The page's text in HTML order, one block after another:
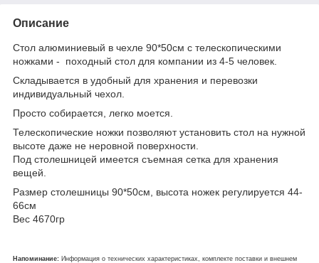
Описание
Стол алюминиевый в чехле 90*50см с телескопическими
ножками - походный стол для компании из 4-5 человек.
Складывается в удобный для хранения и перевозки
индивидуальный чехол.
Просто собирается, легко моется.
Телескопические ножки позволяют установить стол на нужной
высоте даже не неровной поверхности.
Под столешницей имеется съемная сетка для хранения
вещей.
Размер столешницы 90*50см, высота ножек регулируется 44-
66см
Вес 4670гр
Напоминание: Информация о технических характеристиках, комплекте поставки и внешнем